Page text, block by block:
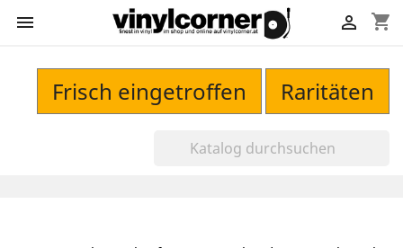
 shopping_cart

Frisch eingetroffen Raritäten